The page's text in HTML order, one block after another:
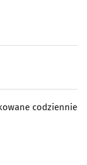
codziennie